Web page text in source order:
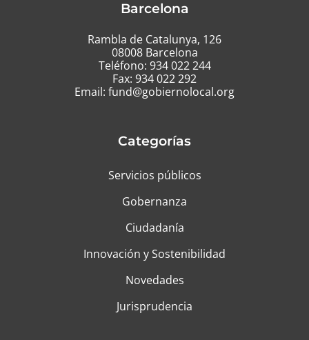
Barcelona
Rambla de Catalunya, 126
08008 Barcelona
Teléfono: 934 022 244
Fax: 934 022 292
Email: fund@gobiernolocal.org
Categorías
Servicios públicos
Gobernanza
Ciudadanía
Innovación y Sostenibilidad
Novedades
Jurisprudencia